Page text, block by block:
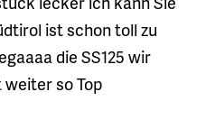
ist schon toll zu
die SS125 wir
so Top